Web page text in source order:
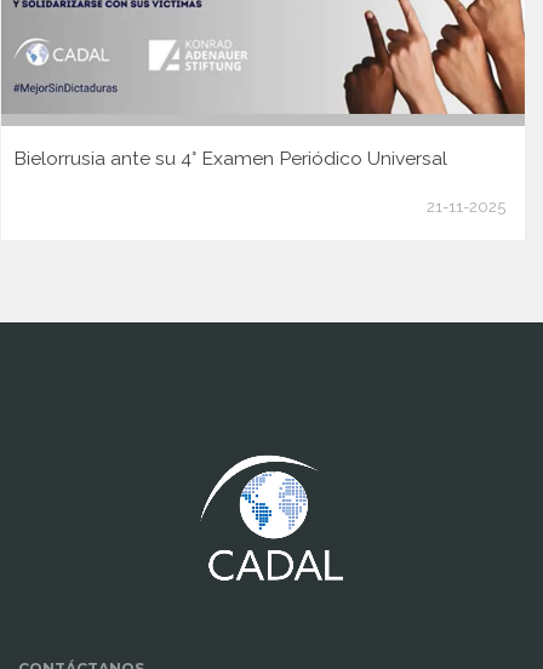
Bielorrusia ante su 4° Examen Periódico Universal
21-11-2025